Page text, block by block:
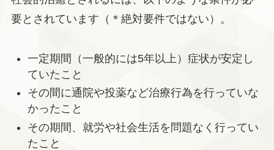
要とされています（＊絶対要件ではない）。
一定期間（一般的には5年以上）症状が安定し
ていたこと
その間に通院や投薬など治療行為を行っていな
かったこと
その期間、就労や社会生活を問題なく行ってい
たこと